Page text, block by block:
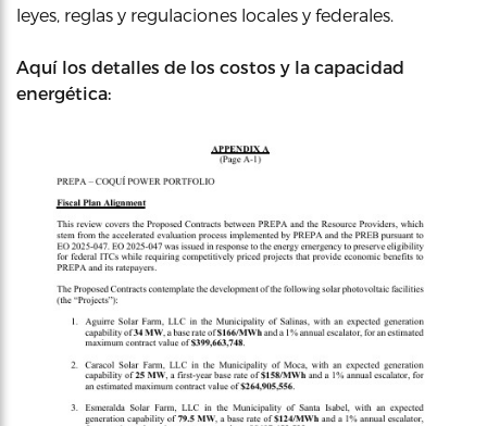
leyes, reglas y regulaciones locales y federales.
Aquí los detalles de los costos y la capacidad
energética: